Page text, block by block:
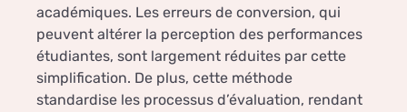
académiques. Les erreurs de conversion, qui
peuvent altérer la perception des performances
étudiantes, sont largement réduites par cette
simplification. De plus, cette méthode
standardise les processus d’évaluation, rendant